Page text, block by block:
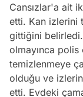
Cansızlar'a ait
etti. Kan izlerini
gittiğini belirledi.
olmayınca polis
temizlenmeye
olduğu ve
etti. Evdeki